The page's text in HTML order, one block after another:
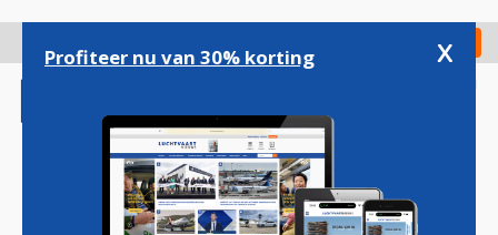
gaan
Check in
Profiteer nu van 30% korting x